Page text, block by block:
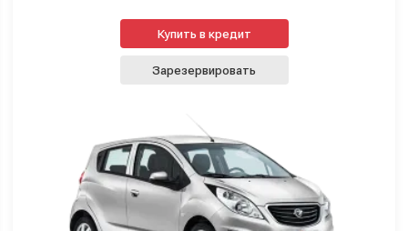
Купить в кредит
Зарезервировать